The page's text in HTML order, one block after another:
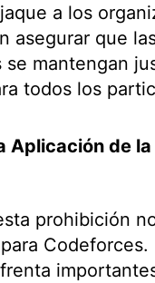
a los
asegurar que
se mantengan
todos los
Aplicación de
prohibición
Codeforces.